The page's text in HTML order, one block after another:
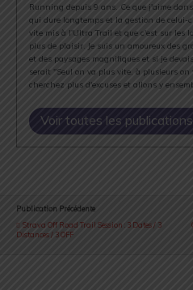
Running depuis 9 ans. Ce que j'aime
qui dure longtemps et la gestion de celui-
vite mis à l'Ultra Trail et que c'est sur les
plus de plaisir. Je suis un amoureux des
et des paysages magnifiques et si je
serait "Seul on va plus vite, à plusieurs
cherchez plus d'excuses et allons y
Voir toutes les publications
Publication Précédente
Strava Off Road Trail Session : 3 Dates / 3
Distances / 3 OFF